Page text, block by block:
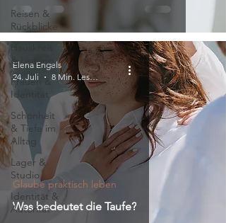
Reisen &
Rückblicke
Hauskreis
& Leitung
Frauen &
Identität
Schönheit
& Tiefe im
Alltag
Lager &
Studio
Identität &
Autorität
Was bedeutet die Taufe?
Glaube praktisch leben
Elena Engels
24. Juli
8 Min. Lesezeit